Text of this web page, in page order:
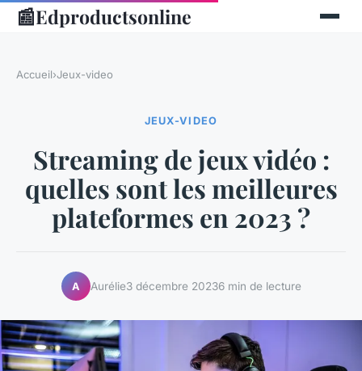
📰Edproductsonline
Accueil›Jeux-video
JEUX-VIDEO
Streaming de jeux vidéo :
quelles sont les meilleures
plateformes en 2023 ?
A Aurélie3 décembre 20236 min de lecture